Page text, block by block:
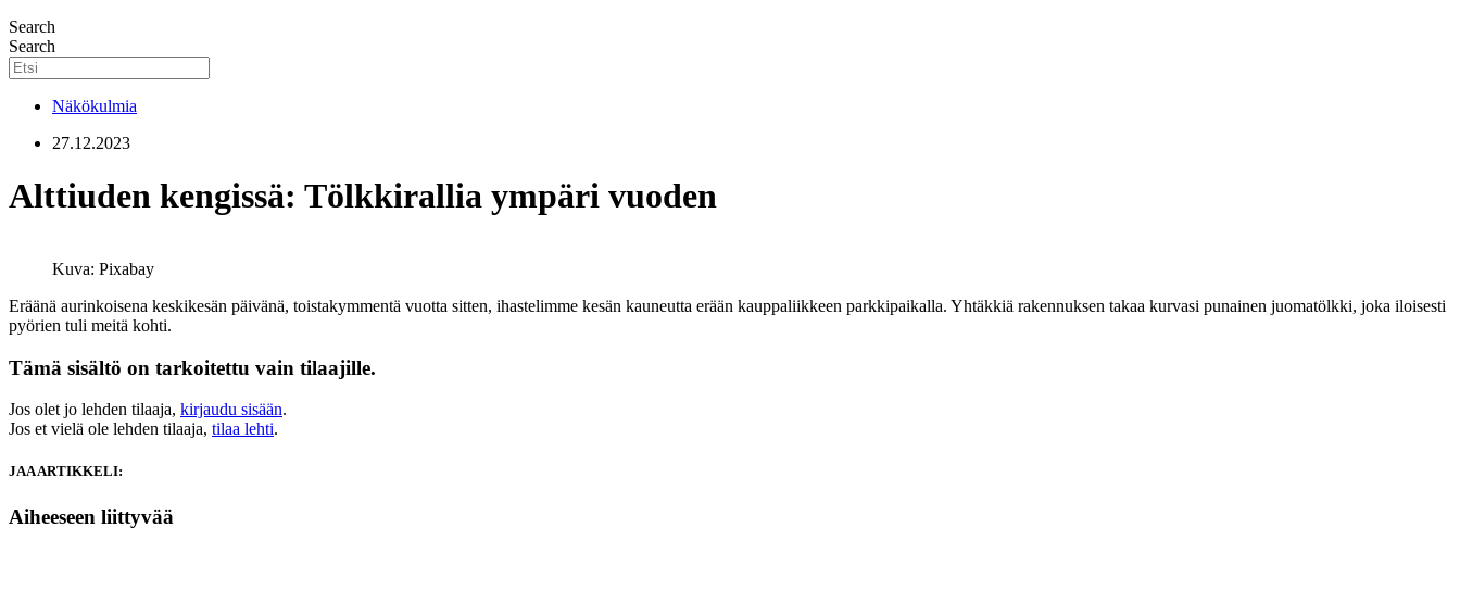
Search
Search
Näkökulmia
27.12.2023
Alttiuden kengissä: Tölkkirallia ympäri vuoden
Kuva: Pixabay
Eräänä aurinkoisena keskikesän päivänä, toistakymmentä vuotta sitten, ihastelimme kesän kauneutta erään kauppaliikkeen parkkipaikalla. Yhtäkkiä rakennuksen takaa kurvasi punainen juomatölkki, joka iloisesti
pyörien tuli meitä kohti.
Tämä sisältö on tarkoitettu vain tilaajille.
Jos olet jo lehden tilaaja, kirjaudu sisään.
Jos et vielä ole lehden tilaaja, tilaa lehti.
JAA ARTIKKELI:
Aiheeseen liittyvää